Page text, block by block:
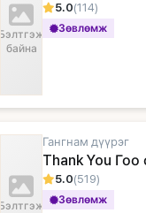
Бэлтгэж
байна
5.0(114)
Зөвлөмж
Бэлтгэж
Гангнам дүүрэг
Thank You
5.0(519)
Зөвлөмж